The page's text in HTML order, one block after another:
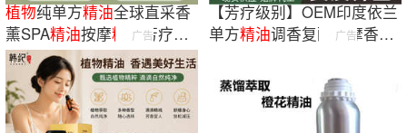
植物纯单方精油全球直采香
薰SPA精油按摩精油芳疗工
业取样使用
广告
【芳疗级别】OEM印度依兰
单方精油调香复配按摩香薰
广告